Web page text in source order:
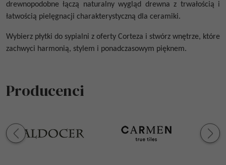
drewnopodobne łączą naturalny wygląd drewna z trwałością i
łatwością pielęgnacji charakterystyczną dla ceramiki.
Wybierz płytki do sypialni z oferty Corteza i stwórz wnętrze, które
zachwyci harmonią, stylem i ponadczasowym pięknem.
Producenci